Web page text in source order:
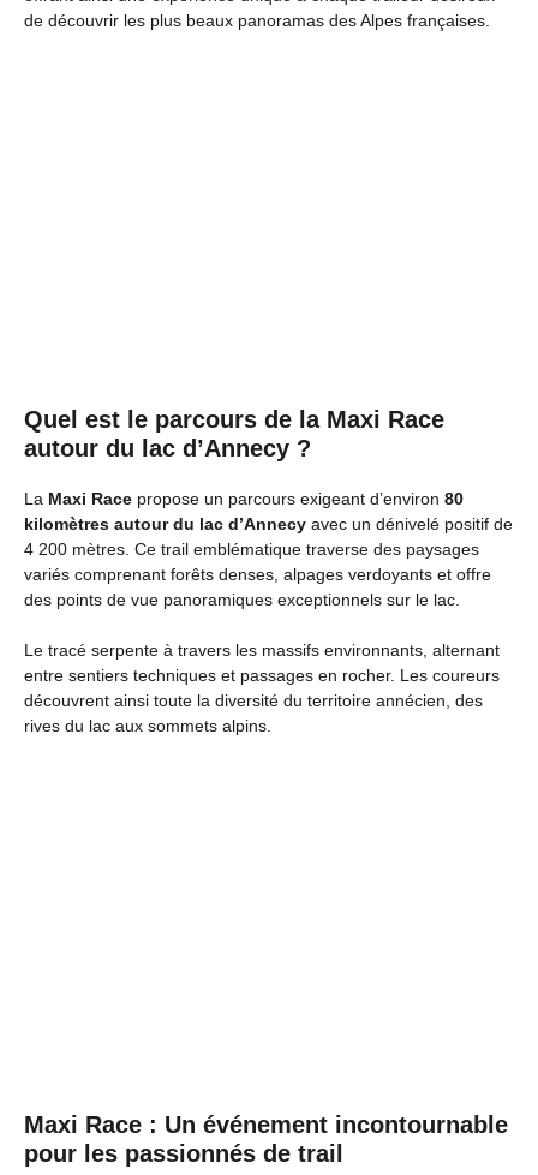
de découvrir les plus beaux panoramas des Alpes françaises.
Quel est le parcours de la Maxi Race
autour du lac d’Annecy ?
La Maxi Race propose un parcours exigeant d’environ 80
kilomètres autour du lac d’Annecy avec un dénivelé positif de
4 200 mètres. Ce trail emblématique traverse des paysages
variés comprenant forêts denses, alpages verdoyants et offre
des points de vue panoramiques exceptionnels sur le lac.
Le tracé serpente à travers les massifs environnants, alternant
entre sentiers techniques et passages en rocher. Les coureurs
découvrent ainsi toute la diversité du territoire annécien, des
rives du lac aux sommets alpins.
Maxi Race : Un événement incontournable
pour les passionnés de trail